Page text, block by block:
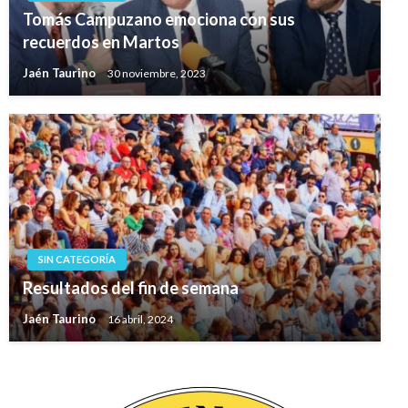
Tomás Campuzano emociona con sus
recuerdos en Martos
Jaén Taurino 30 noviembre, 2023
SIN CATEGORÍA
Resultados del fin de semana
Jaén Taurino 16 abril, 2024